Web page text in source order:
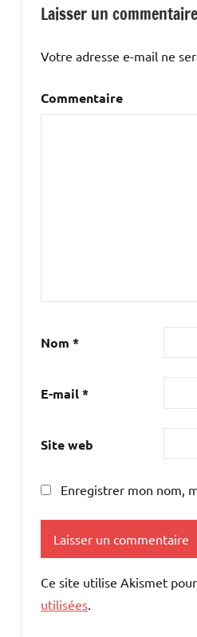
Laisser un commentaire
Votre adresse e-mail ne
Commentaire
Nom *
E-mail*
Site web
Enregistrer mon nom,
Ce site utilise Akismet
utilisées